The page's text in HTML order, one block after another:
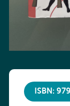
ISBN: